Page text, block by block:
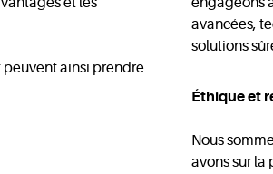
peuvent ainsi prendre
avancées,
solutions
Éthique et
Nous
avons sur la